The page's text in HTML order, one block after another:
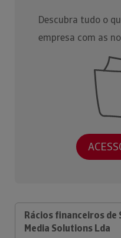
Descubra tudo o
empresa com as
Rácios financeiros
Media Solutions Lda